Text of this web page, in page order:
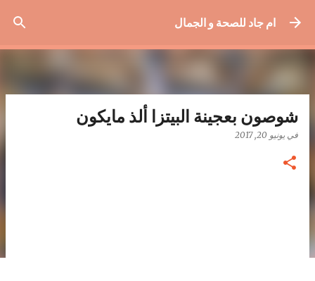
التخطي إلى المحتوى الرئيسيام جاد للصحة و الجمال
شوصون بعجينة البيتزا ألذ مايكون
في يونيو 20, 2017